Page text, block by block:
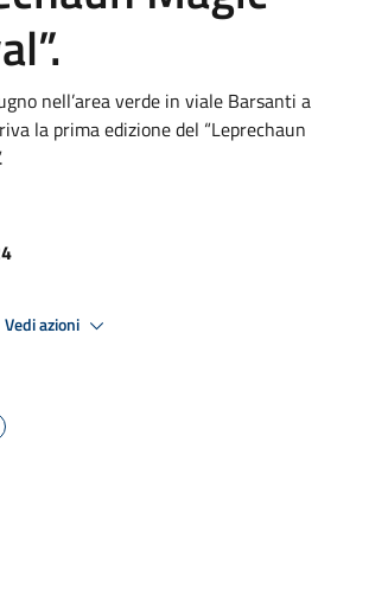
nell’area verde in viale Barsanti a
la prima edizione del “Leprechaun
Vedi azioni